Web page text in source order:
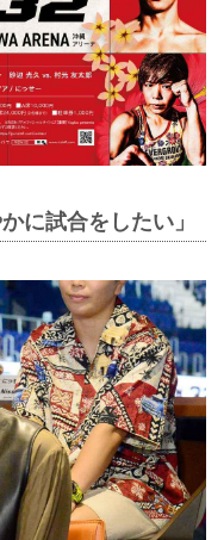
に試合をしたい」